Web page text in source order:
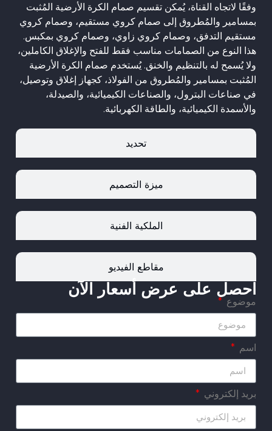
تحديد
ميزة التصميم
الملكية الفنية
مقاطع الفيديو
وفقًا لاتجاه القناة، يُمكن تقسيم صمام الكرة الأرضية المُثبت
بمسامير والمُطروق إلى صمام كروي مستقيم، وصمام كروي
مستقيم التدفق، وصمام كروي زاوي، وصمام كروي بمكبس.
هذا النوع من الصمامات مناسب فقط للفتح والإغلاق الكاملين،
ولا يُسمح له بالتنظيم والخنق. يُستخدم صمام الكرة الأرضية
المُثبت بمسامير والمُطروق من الفولاذ، كجهاز إغلاق وتوصيل،
في صناعات البترول، والصناعات الكيميائية، والصيدلة،
والأسمدة الكيميائية، والطاقة الكهربائية.
احصل على عرض أسعار الآن
موضوع
اسم
بريد إلكتروني